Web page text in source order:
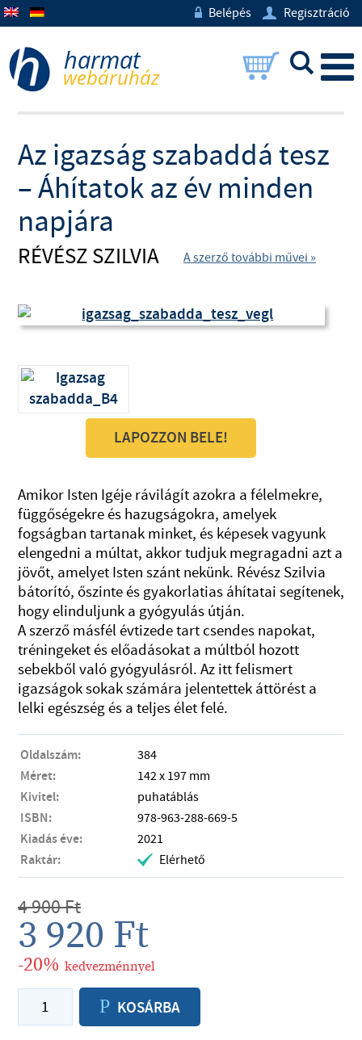
w Belépés U Regisztráció
L
Az igazság szabaddá tesz
– Áhítatok az év minden
napjára
RÉVÉSZ SZILVIA A szerző további művei »
LAPOZZON BELE!
Amikor Isten Igéje rávilágít azokra a félelmekre,
függőségekre és hazugságokra, amelyek
fogságban tartanak minket, és képesek vagyunk
elengedni a múltat, akkor tudjuk megragadni azt a
jövőt, amelyet Isten szánt nekünk. Révész Szilvia
bátorító, őszinte és gyakorlatias áhítatai segítenek,
hogy elinduljunk a gyógyulás útján.
A szerző másfél évtizede tart csendes napokat,
tréningeket és előadásokat a múltból hozott
sebekből való gyógyulásról. Az itt felismert
igazságok sokak számára jelentettek áttörést a
lelki egészség és a teljes élet felé.
Oldalszám: 384
Méret: 142 x 197 mm
Kivitel: puhatáblás
ISBN: 978-963-288-669-5
Kiadás éve: 2021
Raktár: . Elérhető
4 900Ft
3 920 Ft
-20% kedvezménnyel
P KOSÁRBA